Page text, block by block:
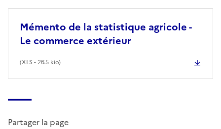
Mémento de la statistique agricole -
Le commerce extérieur
(XLS - 26.5 kio)
Partager la page